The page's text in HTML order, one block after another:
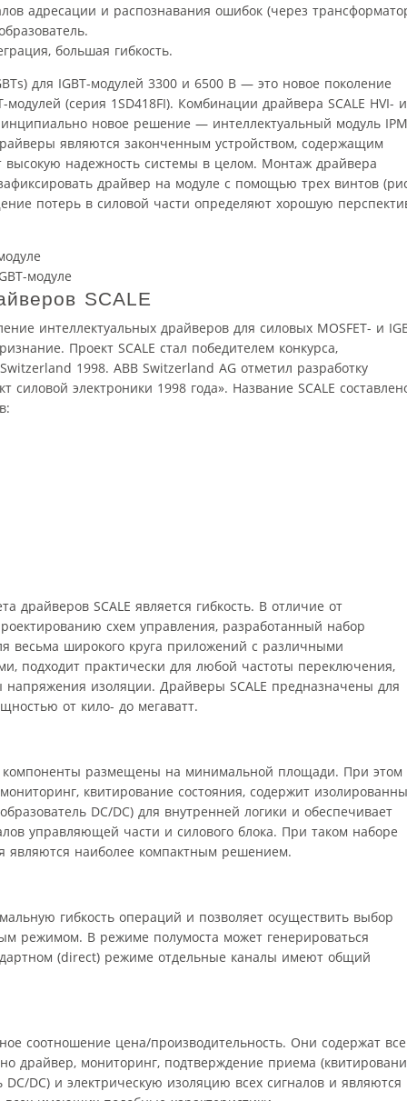
адресации и распознавания ошибок (через
большая гибкость.
для IGBT-модулей 3300 и 6500 В — это новое поколение
(серия 1SD418FI). Комбинации драйвера SCALE HVI- и
новое решение — интеллектуальный модуль IPM
являются законченным устройством, содержащим
высокую надежность системы в целом. Монтаж драйвера
драйвер на модуле с помощью трех винтов
потерь в силовой части определяют хорошую
модуле
SCALE
интеллектуальных драйверов для силовых MOSFET- и
Проект SCALE стал победителем конкурса,
1998. ABB Switzerland AG отметил разработку
силовой электроники 1998 года». Название SCALE
драйверов SCALE является гибкость. В отличие от
схем управления, разработанный набор
весьма широкого круга приложений с различными
подходит практически для любой частоты переключения,
изоляции. Драйверы SCALE предназначены для
от кило- до мегаватт.
компоненты размещены на минимальной площади. При этом
квитирование состояния, содержит
DC/DC) для внутренней логики и обеспечивает
управляющей части и силового блока. При таком наборе
являются наиболее компактным решением.
гибкость операций и позволяет осуществить выбор
режимом. В режиме полумоста может генерироваться
(direct) режиме отдельные каналы имеют общий
соотношение цена/производительность. Они содержат все
драйвер, мониторинг, подтверждение приема
DC) и электрическую изоляцию всех сигналов и являются